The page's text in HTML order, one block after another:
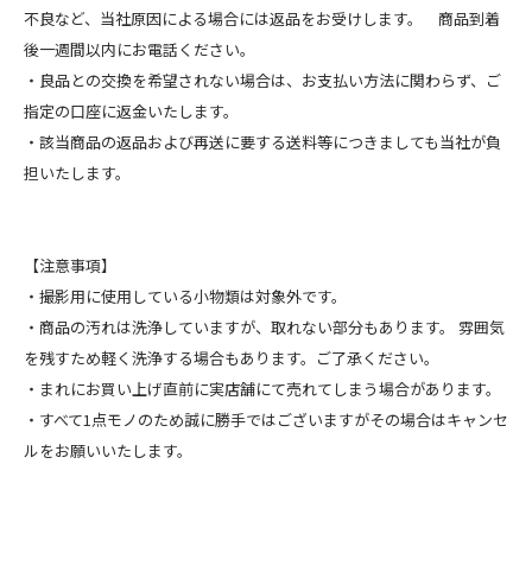
不良など、当社原因による場合には返品をお受けします。 商品到着
後一週間以内にお電話ください。
・良品との交換を希望されない場合は、お支払い方法に関わらず、ご
指定の口座に返金いたします。
・該当商品の返品および再送に要する送料等につきましても当社が負
担いたします。
【注意事項】
・撮影用に使用している小物類は対象外です。
・商品の汚れは洗浄していますが、取れない部分もあります。 雰囲気
を残すため軽く洗浄する場合もあります。ご了承ください。
・まれにお買い上げ直前に実店舗にて売れてしまう場合があります。
・すべて1点モノのため誠に勝手ではございますがその場合はキャンセ
ルをお願いいたします。